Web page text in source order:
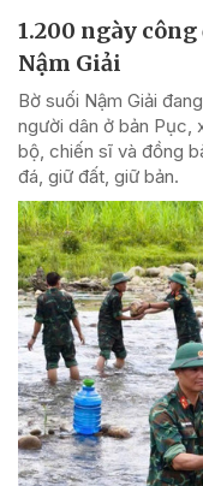
1.200 ngày
Nậm Giải
Bờ suối Nậm Giải
người dân ở bản Pục,
bộ, chiến sĩ và đồng
đá, giữ đất, giữ bản.